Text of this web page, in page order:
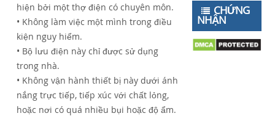
hiện bởi một thợ điện có chuyên môn.
• Không làm việc một mình trong điều
kiện nguy hiểm.
• Bộ lưu điện này chỉ được sử dụng
trong nhà.
• Không vận hành thiết bị này dưới ánh
nắng trực tiếp, tiếp xúc với chất lỏng,
hoặc nơi có quá nhiều bụi hoặc độ ẩm.
CHỨNG
NHẬN